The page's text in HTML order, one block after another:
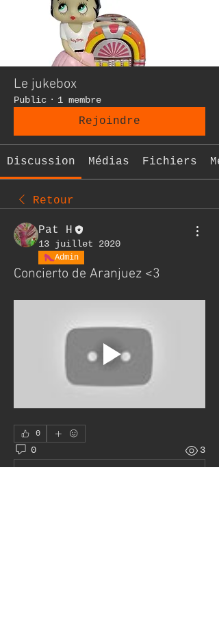
Le jukebox
Public · 1 membre
Rejoindre
Discussion Médias Fichiers
Retour
Pat H
13 juillet 2020
Admin
Concierto de Aranjuez <3
0
0 3